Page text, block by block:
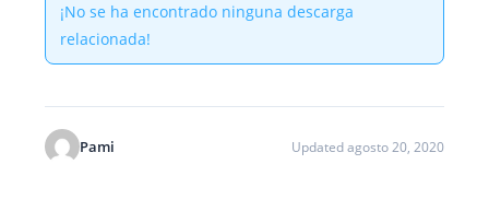
¡No se ha encontrado ninguna descarga
relacionada!
Pami Updated agosto 20, 2020